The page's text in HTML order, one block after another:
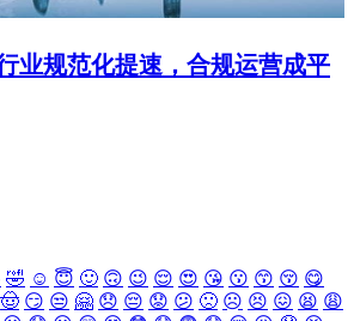
业规范化提速，合规运营成平
🤣 ☺️ 😇 🙂 🙃 😉 😌 😍 😘 😗 😙 😚 😋
🤠 😏 😒 🤗 😞 😔 😟 😕 🙁 ☹️ 😣 😖 😫 😩